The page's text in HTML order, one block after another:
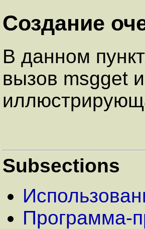
Создание
В данном
вызов msgget
Subsections
Программа-